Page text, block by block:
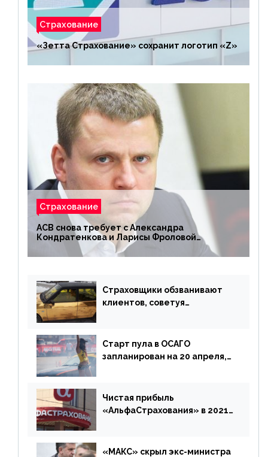
Страхование
«Зетта Страхование» сохранит логотип «Z»
Страхование
АСВ снова требует с Александра
Кондратенкова и Ларисы Фроловой
возмещения убытков на 1,5 млрд р.
Страховщики обзванивают
клиентов, советуя
Старт пула в ОСАГО
запланирован на 20 апреля,
дублировать [дополнено]
Чистая прибыль
«АльфаСтрахования» в 2021
«МАКС» скрыл экс-министра